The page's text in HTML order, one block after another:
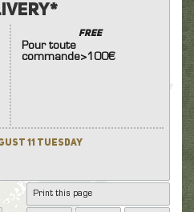
FREE
Pour toute
commande>100€
11 Tuesday
Print this page